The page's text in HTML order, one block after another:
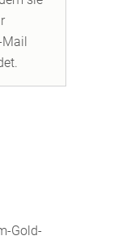
Mail
Gold-